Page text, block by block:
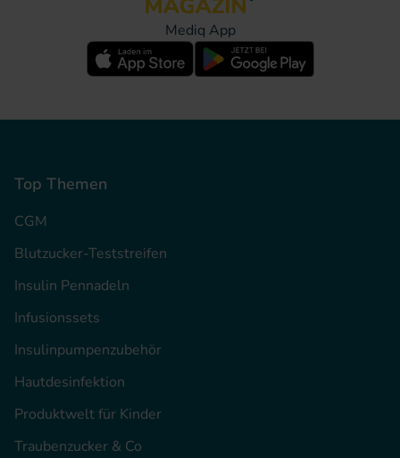
Mediq App
Top Themen
CGM
Blutzucker-Teststreifen
Insulin Pennadeln
Infusionssets
Insulinpumpenzubehör
Hautdesinfektion
Produktwelt für Kinder
Traubenzucker & Co